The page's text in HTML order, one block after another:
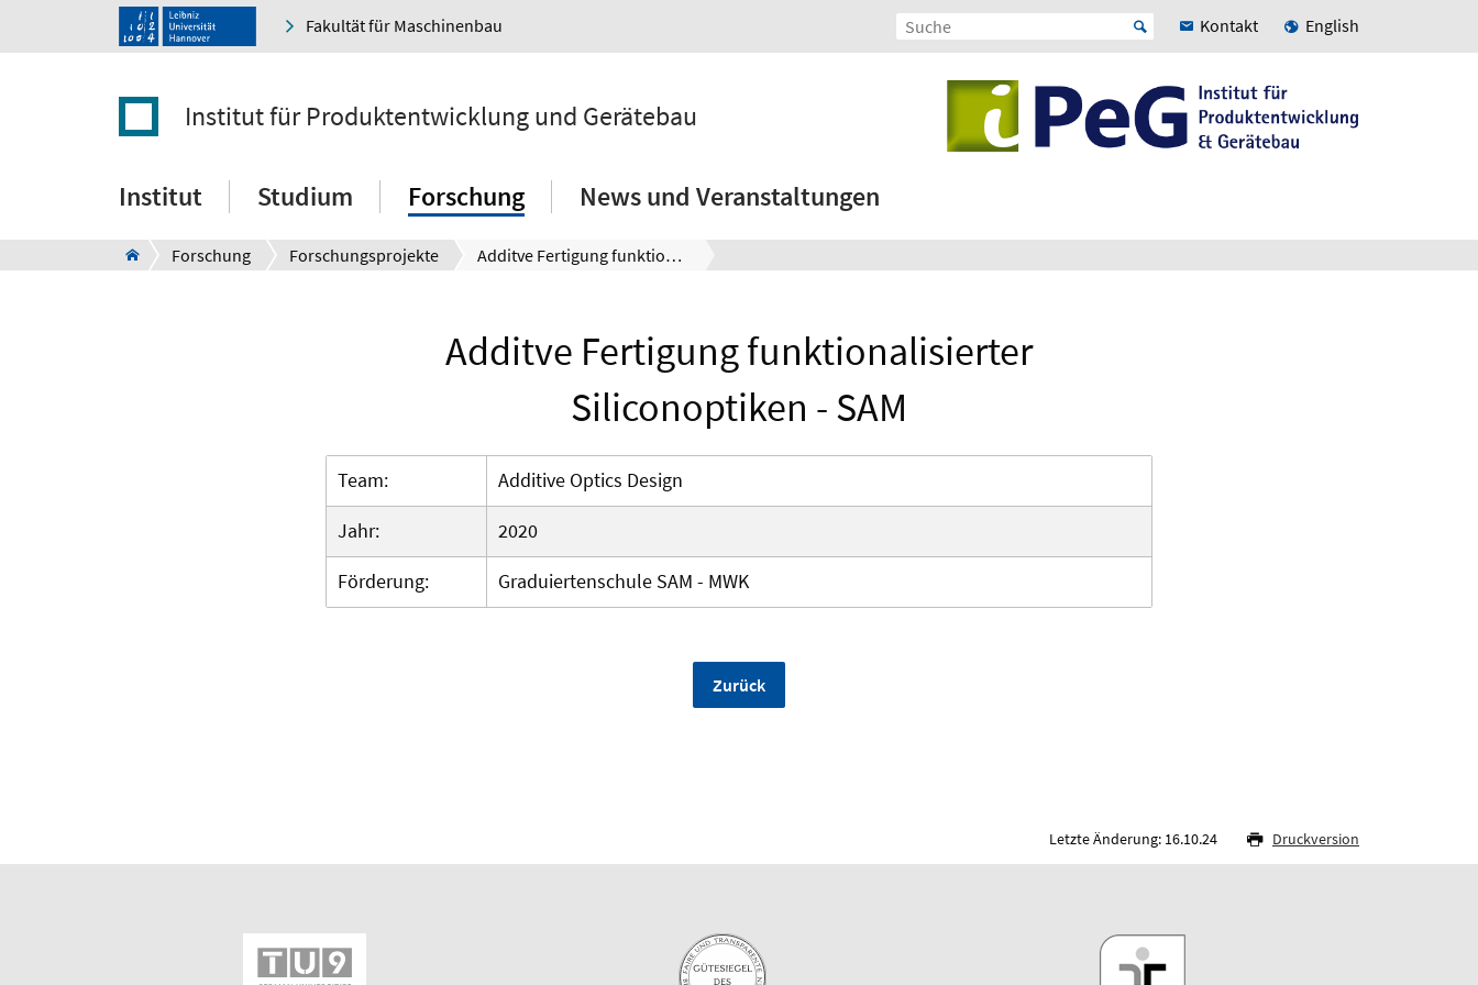
Fakultät für Maschinenbau Kontakt English
Institut für Produktentwicklung und Gerätebau
Institut Studium Forschung News und Veranstaltungen
Forschung Forschungsprojekte Additve Fertigung funktionalisierter Siliconoptiken - SAM
Additve Fertigung funktionalisierter
Siliconoptiken - SAM
Team:
Additive Optics Design
Jahr:
2020
Förderung:
Graduiertenschule SAM - MWK
Zurück
Letzte Änderung: 16.10.24 Druckversion